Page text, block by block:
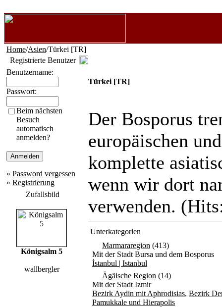
Home/Asien/Türkei [TR]
Registrierte Benutzer
Benutzername:
Passwort:
Beim nächsten
Besuch
automatisch
anmelden?
» Password vergessen
» Registrierung
Zufallsbild
Königsalm 5
wallbergler
Türkei [TR]
Der Bosporus
europäischen
komplette
wenn wir dort
verwenden.
Unterkategorien
Marmararegion (413)
Mit der Stadt Bursa und dem Bosporus
İstanbul | Istanbul
Ägäische Region (14)
Mit der Stadt Izmir
Bezirk Aydin mit Aphrodisias, Bezirk
Pamukkale und Hierapolis